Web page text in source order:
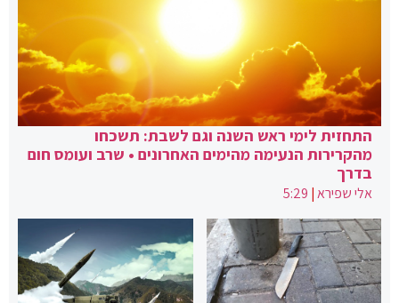
התחזית לימי ראש השנה וגם לשבת: תשכחו
מהקרירות הנעימה מהימים האחרונים • שרב ועומס חום
בדרך
אלי שפירא|
5:29